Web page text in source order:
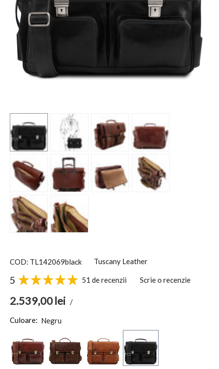
COD: TL142069black Tuscany Leather
5 51 de recenzii Scrie o recenzie
2.539,00lei /
Culoare: Negru